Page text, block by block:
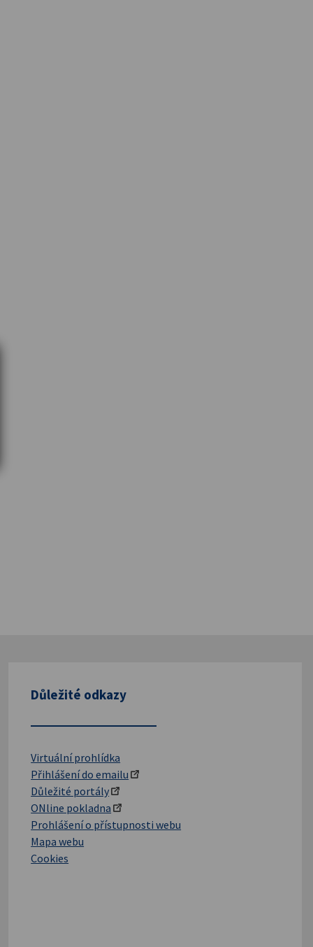
Důležité odkazy
Virtuální prohlídka
Přihlášení do emailu
Důležité portály
ONline pokladna
Prohlášení o přístupnosti webu
Mapa webu
Cookies